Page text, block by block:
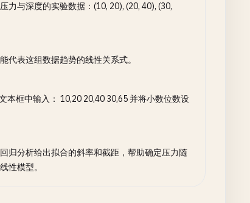
力与深度的实验数据：(10, 20), (20, 40), (30,
代表这组数据趋势的线性关系式。
本框中输入： 10,20 20,40 30,65 并将小数位数设
归分析给出拟合的斜率和截距，帮助确定压力随
性模型。